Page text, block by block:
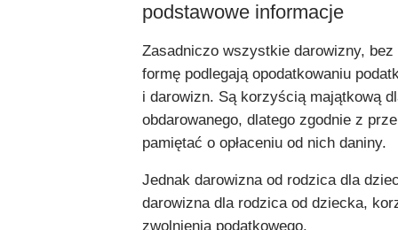
podstawowe informacje
Zasadniczo wszystkie darowizny, bez
formę podlegają opodatkowaniu
i darowizn. Są korzyścią majątkową
obdarowanego, dlatego zgodnie z
pamiętać o opłaceniu od nich daniny.
Jednak darowizna od rodzica dla
darowizna dla rodzica od dziecka,
zwolnienia podatkowego.